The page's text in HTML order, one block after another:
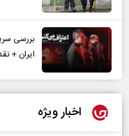
بررسی
ایران +
اخبار ویژه